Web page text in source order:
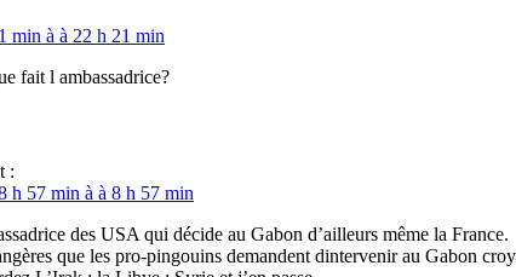
min à à 22 h 21 min
fait l ambassadrice?
:
h 57 min à à 8 h 57 min
des USA qui décide au Gabon d’ailleurs même la France.
que les pro-pingouins demandent dintervenir au Gabon